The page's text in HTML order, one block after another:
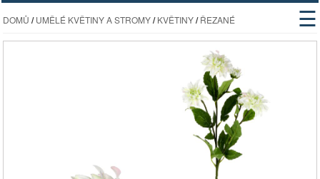
DOMŮ / UMĚLÉ KVĚTINY A STROMY/ KVĚTINY/ ŘEZANÉ ☰